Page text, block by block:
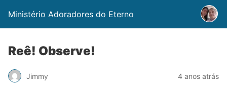
Ministério Adoradores do Eterno
Reê! Observe!
Jimmy 4 anos atrás